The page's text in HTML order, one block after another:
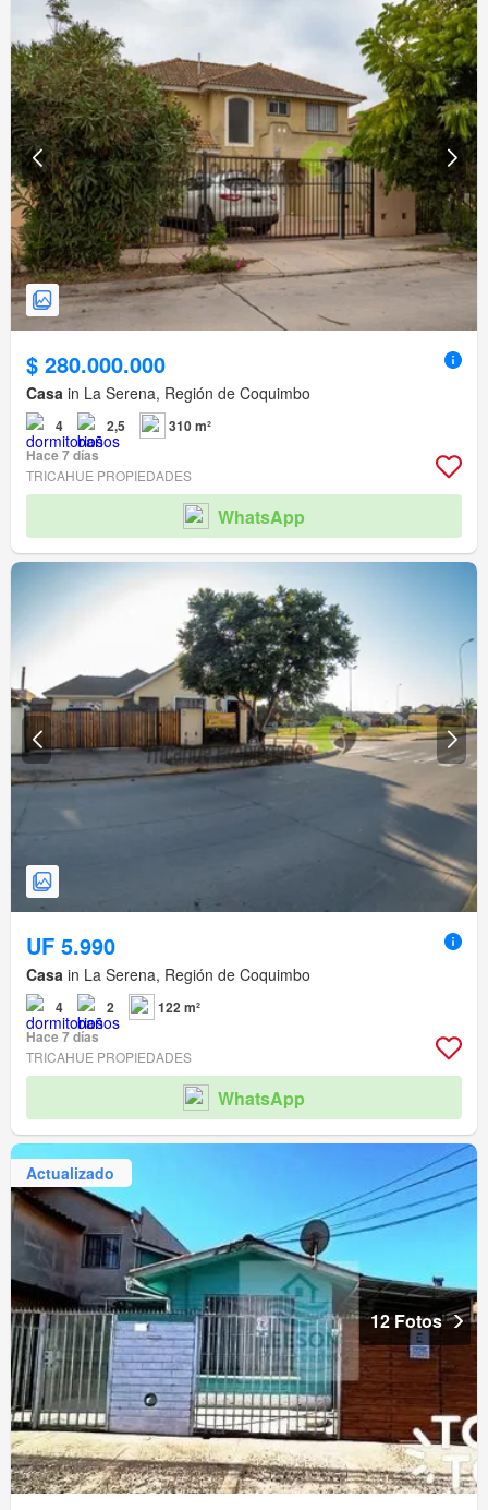
$ 280.000.000
Casa in La Serena, Región de Coquimbo
4 2,5
310 m²
Hace 7 días
TRICAHUE PROPIEDADES
WhatsApp
UF 5.990
Casa in La Serena, Región de Coquimbo
4 2
122 m²
Hace 7 días
TRICAHUE PROPIEDADES
WhatsApp
Actualizado
12 Fotos